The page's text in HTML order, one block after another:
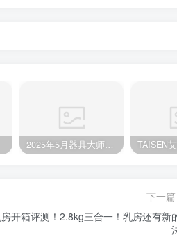
2025年5月器具大师飞机杯品牌销量排行榜，带你深入了解飞机杯选购攻略！
下一篇
开箱评测！2.8kg三合一！乳房还有新